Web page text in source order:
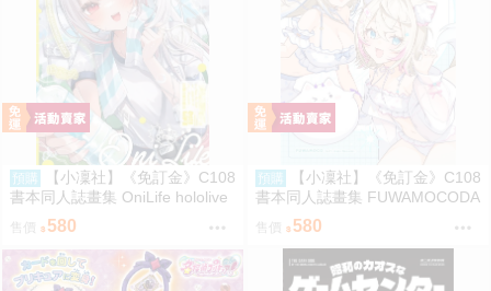
預購
【小凜社】《免訂金》C108
書本同人誌畫集 OniLife hololive
百鬼綾目
580
預購
【小凜社】《免訂金》C108
書本同人誌畫集 FUWAMOCODA
YS6 イコモチ hololive
580